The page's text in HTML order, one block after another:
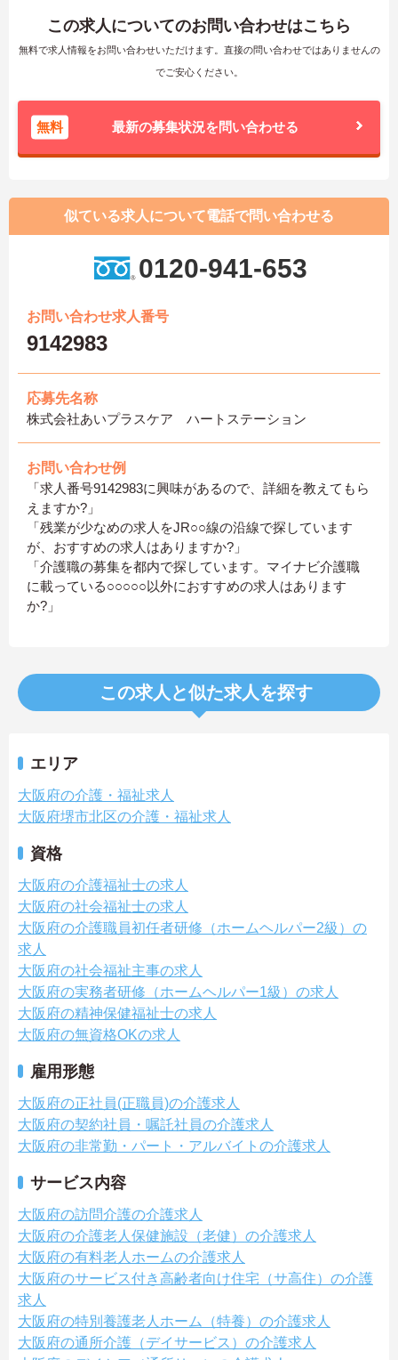
この求人についてのお問い合わせはこちら
無料で求人情報をお問い合わせいただけます。直接の問い合わせではありませんの
でご安心ください。
無料 最新の募集状況を問い合わせる
似ている求人について電話で問い合わせる
0120-941-653
お問い合わせ求人番号
9142983
応募先名称
株式会社あいプラスケア ハートステーション
お問い合わせ例
「求人番号9142983に興味があるので、詳細を教えてもら
えますか?」
「残業が少なめの求人をJR○○線の沿線で探しています
が、おすすめの求人はありますか?」
「介護職の募集を都内で探しています。マイナビ介護職
に載っている○○○○○以外におすすめの求人はあります
か?」
この求人と似た求人を探す
エリア
大阪府の介護・福祉求人
大阪府堺市北区の介護・福祉求人
資格
大阪府の介護福祉士の求人
大阪府の社会福祉士の求人
大阪府の介護職員初任者研修（ホームヘルパー2級）の
求人
大阪府の社会福祉主事の求人
大阪府の実務者研修（ホームヘルパー1級）の求人
大阪府の精神保健福祉士の求人
大阪府の無資格OKの求人
雇用形態
大阪府の正社員(正職員)の介護求人
大阪府の契約社員・嘱託社員の介護求人
大阪府の非常勤・パート・アルバイトの介護求人
サービス内容
大阪府の訪問介護の介護求人
大阪府の介護老人保健施設（老健）の介護求人
大阪府の有料老人ホームの介護求人
大阪府のサービス付き高齢者向け住宅（サ高住）の介護
求人
大阪府の特別養護老人ホーム（特養）の介護求人
大阪府の通所介護（デイサービス）の介護求人